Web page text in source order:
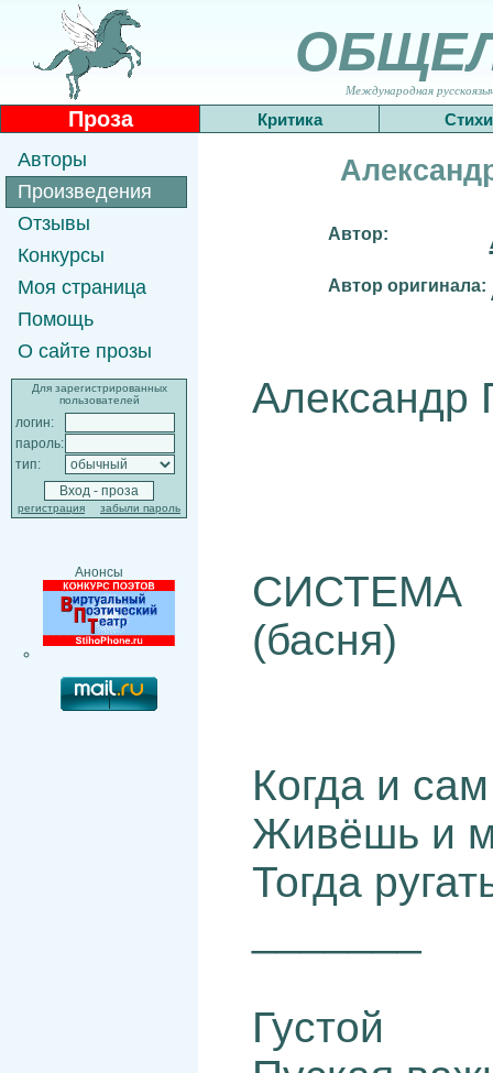
Международная
Проза Критика Стихи
Авторы
Произведения
Отзывы
Конкурсы
Моя страница
Помощь
О сайте прозы
Для зарегистрированных
пользователей
логин:
пароль:
тип:
регистрация забыли пароль
Анонсы
Автор:
Автор оригинала:
Александр
СИСТЕМА
(басня)
Когда и
Живёшь и
Тогда
Густой